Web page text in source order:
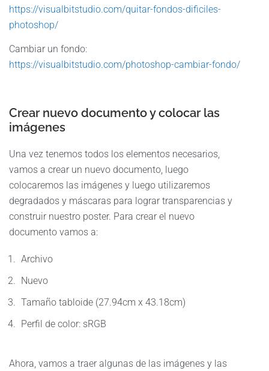
https://visualbitstudio.com/quitar-fondos-dificiles-
photoshop/
Cambiar un fondo:
https://visualbitstudio.com/photoshop-cambiar-fondo/
Crear nuevo documento y colocar las
imágenes
Una vez tenemos todos los elementos necesarios,
vamos a crear un nuevo documento, luego
colocaremos las imágenes y luego utilizaremos
degradados y máscaras para lograr transparencias y
construir nuestro poster. Para crear el nuevo
documento vamos a:
Archivo
Nuevo
Tamaño tabloide (27.94cm x 43.18cm)
Perfil de color: sRGB
Ahora, vamos a traer algunas de las imágenes y las